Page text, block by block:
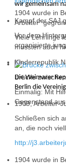
1904 wurde in
Arbeiter"
Viele Lehrlinge
mussten auch
Brücke
Einmalig: Mit
Gegenstand
wir gemeinsam
Kampf der SAJ
Vor dem
organisierte
Kinderrepublik
Die Weimarer
Berlin die
1909, Arbeiter-
Schließen sich
an, die noch
http://
1904 wurde in